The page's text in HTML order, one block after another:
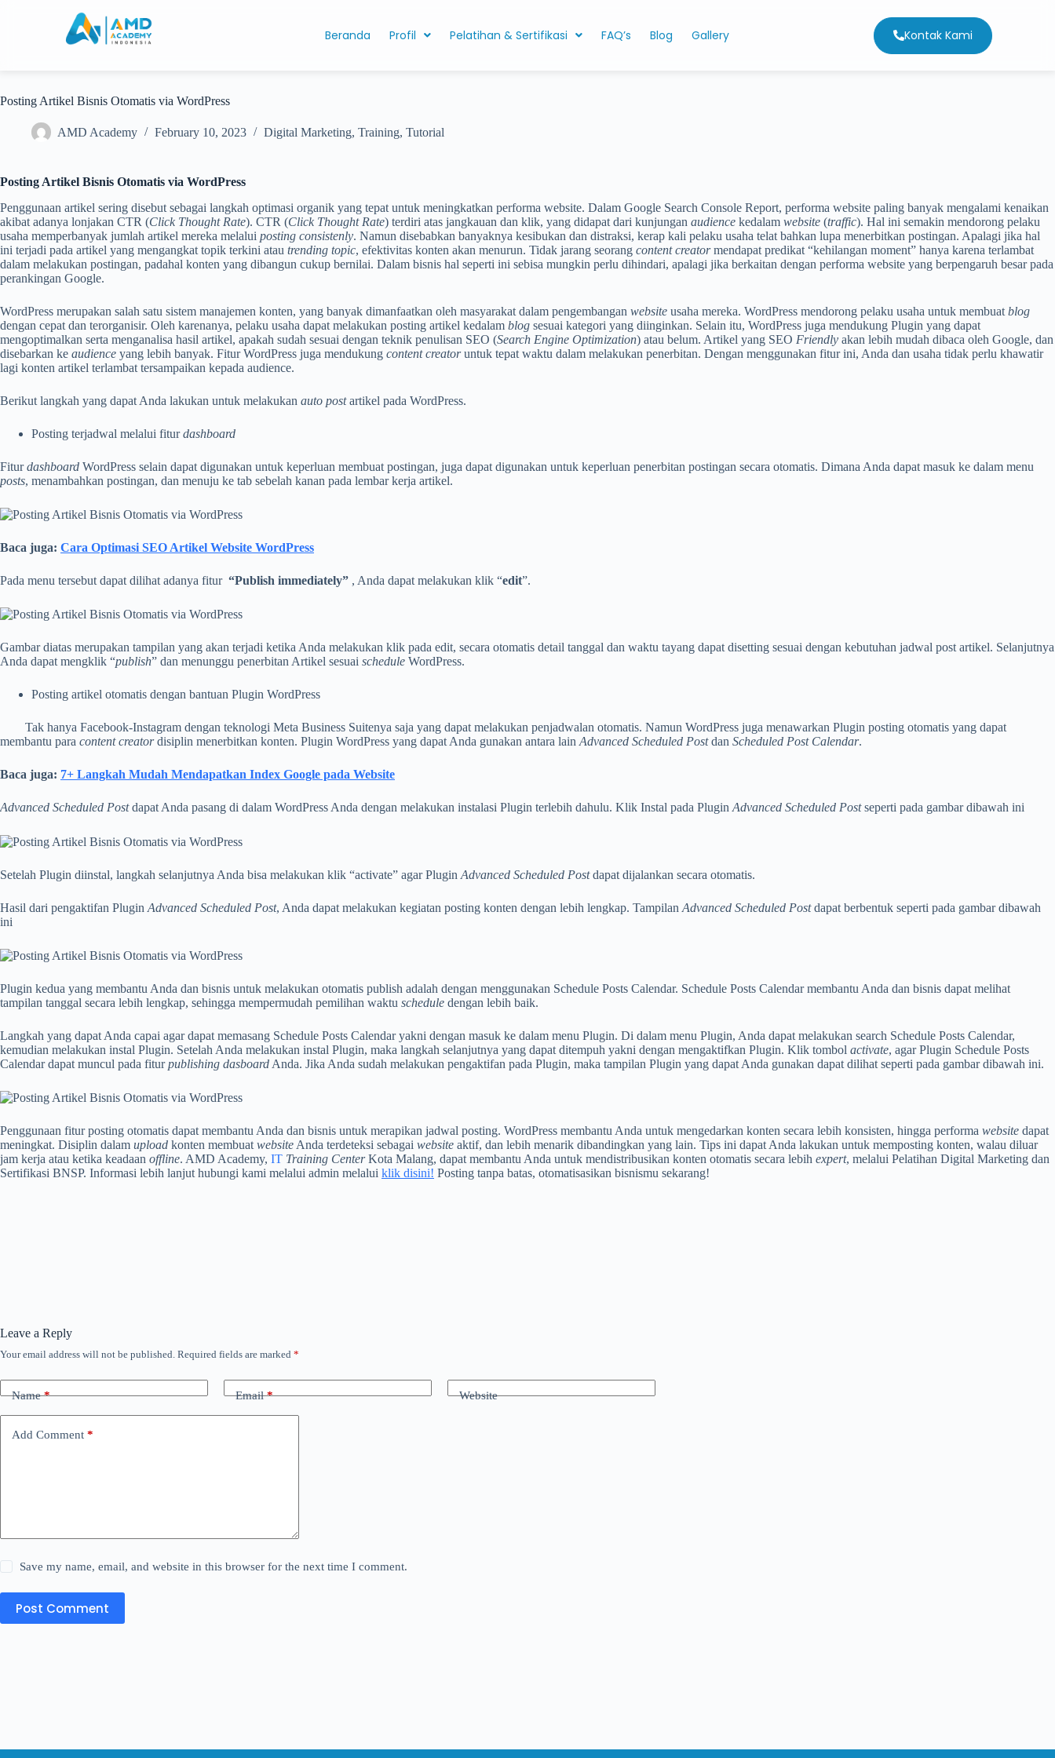
Beranda Profil Pelatihan & Sertifikasi FAQ’s Blog Gallery Kontak Kami
Posting Artikel Bisnis Otomatis via WordPress
AMD Academy February 10, 2023 Digital Marketing, Training, Tutorial
Posting Artikel Bisnis Otomatis via WordPress
Penggunaan artikel sering disebut sebagai langkah optimasi organik yang tepat untuk meningkatkan performa website. Dalam Google Search Console Report, performa website paling banyak mengalami kenaikan
akibat adanya lonjakan CTR (Click Thought Rate). CTR (Click Thought Rate) terdiri atas jangkauan dan klik, yang didapat dari kunjungan audience kedalam website (traffic). Hal ini semakin mendorong pelaku
usaha memperbanyak jumlah artikel mereka melalui posting consistenly. Namun disebabkan banyaknya kesibukan dan distraksi, kerap kali pelaku usaha telat bahkan lupa menerbitkan postingan. Apalagi jika hal
ini terjadi pada artikel yang mengangkat topik terkini atau trending topic, efektivitas konten akan menurun. Tidak jarang seorang content creatormendapat predikat “kehilangan moment” hanya karena terlambat
dalam melakukan postingan, padahal konten yang dibangun cukup bernilai. Dalam bisnis hal seperti ini sebisa mungkin perlu dihindari, apalagi jika berkaitan dengan performa website yang berpengaruh besar pada
perankingan Google.
WordPress merupakan salah satu sistem manajemen konten, yang banyak dimanfaatkan oleh masyarakat dalam pengembangan website usaha mereka. WordPress mendorong pelaku usaha untuk membuat blog
dengan cepat dan terorganisir. Oleh karenanya, pelaku usaha dapat melakukan posting artikel kedalam blog sesuai kategori yang diinginkan. Selain itu, WordPress juga mendukung Plugin yang dapat
mengoptimalkan serta menganalisa hasil artikel, apakah sudah sesuai dengan teknik penulisan SEO (Search Engine Optimization) atau belum. Artikel yang SEO Friendly akan lebih mudah dibaca oleh Google, dan
disebarkan ke audience yang lebih banyak. Fitur WordPress juga mendukung content creatoruntuk tepat waktu dalam melakukan penerbitan. Dengan menggunakan fitur ini, Anda dan usaha tidak perlu khawatir
lagi konten artikel terlambat tersampaikan kepada audience.
Berikut langkah yang dapat Anda lakukan untuk melakukan auto postartikel pada WordPress.
Posting terjadwal melalui fiturdashboard
Fiturdashboard WordPress selain dapat digunakan untuk keperluan membuat postingan, juga dapat digunakan untuk keperluan penerbitan postingan secara otomatis. Dimana Anda dapat masuk ke dalam menu
posts, menambahkan postingan, dan menuju ke tab sebelah kanan pada lembar kerja artikel.
Baca juga: Cara Optimasi SEO Artikel Website WordPress
Pada menu tersebut dapat dilihat adanya fitur “Publish immediately” , Anda dapat melakukan klik “edit”.
Gambar diatas merupakan tampilan yang akan terjadi ketika Anda melakukan klik pada edit, secara otomatis detail tanggal dan waktu tayang dapat disetting sesuai dengan kebutuhan jadwal post artikel. Selanjutnya
Anda dapat mengklik “publish” dan menunggu penerbitan Artikel sesuai schedule WordPress.
Posting artikel otomatis dengan bantuan Plugin WordPress
Tak hanya Facebook-Instagram dengan teknologi Meta Business Suitenya saja yang dapat melakukan penjadwalan otomatis. Namun WordPress juga menawarkan Plugin posting otomatis yang dapat
membantu para content creatordisiplin menerbitkan konten. Plugin WordPress yang dapat Anda gunakan antara lainAdvanced Scheduled Postdan Scheduled Post Calendar.
Baca juga: 7+ Langkah Mudah Mendapatkan Index Google pada Website
Advanced Scheduled Postdapat Anda pasang di dalam WordPress Anda dengan melakukan instalasi Plugin terlebih dahulu. Klik Instal pada PluginAdvanced Scheduled Postseperti pada gambar dibawah ini
Setelah Plugin diinstal, langkah selanjutnya Anda bisa melakukan klik “activate” agar Plugin Advanced Scheduled Postdapat dijalankan secara otomatis.
Hasil dari pengaktifan Plugin Advanced Scheduled Post, Anda dapat melakukan kegiatan posting konten dengan lebih lengkap. Tampilan Advanced Scheduled Postdapat berbentuk seperti pada gambar dibawah
ini
Plugin kedua yang membantu Anda dan bisnis untuk melakukan otomatis publish adalah dengan menggunakan Schedule Posts Calendar. Schedule Posts Calendar membantu Anda dan bisnis dapat melihat
tampilan tanggal secara lebih lengkap, sehingga mempermudah pemilihan waktu schedule dengan lebih baik.
Langkah yang dapat Anda capai agar dapat memasang Schedule Posts Calendar yakni dengan masuk ke dalam menu Plugin. Di dalam menu Plugin, Anda dapat melakukan search Schedule Posts Calendar,
kemudian melakukan instal Plugin. Setelah Anda melakukan instal Plugin, maka langkah selanjutnya yang dapat ditempuh yakni dengan mengaktifkan Plugin. Klik tombol activate, agar Plugin Schedule Posts
Calendar dapat muncul pada fiturpublishing dasboard Anda. Jika Anda sudah melakukan pengaktifan pada Plugin, maka tampilan Plugin yang dapat Anda gunakan dapat dilihat seperti pada gambar dibawah ini.
Penggunaan fitur posting otomatis dapat membantu Anda dan bisnis untuk merapikan jadwal posting. WordPress membantu Anda untuk mengedarkan konten secara lebih konsisten, hingga performa website dapat
meningkat. Disiplin dalam upload konten membuatwebsiteAnda terdeteksi sebagai website aktif, dan lebih menarik dibandingkan yang lain. Tips ini dapat Anda lakukan untuk memposting konten, walau diluar
jam kerja atau ketika keadaan offline. AMD Academy, IT Training CenterKota Malang, dapat membantu Anda untuk mendistribusikan konten otomatis secara lebih expert, melalui Pelatihan Digital Marketing dan
Sertifikasi BNSP. Informasi lebih lanjut hubungi kami melalui admin melalui klik disini! Posting tanpa batas, otomatisasikan bisnismu sekarang!
Leave a Reply
Your email address will not be published. Required fields are marked *
Name* Email* Website
Add Comment *
Save my name, email, and website in this browser for the next time I comment.
Post Comment